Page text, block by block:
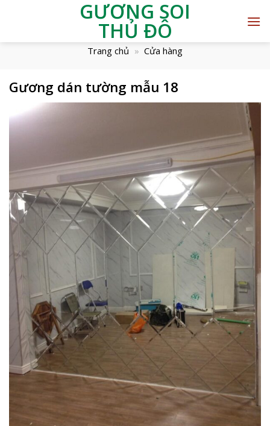
GƯƠNG SOI
THỦ ĐÔ
Trang chủ » Cửa hàng
Gương dán tường mẫu 18